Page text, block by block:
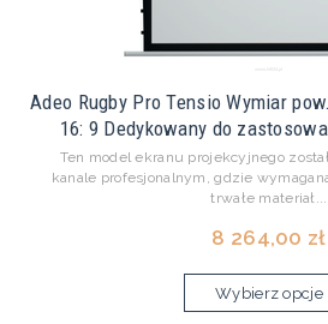
Adeo Rugby Pro Tensio Wymiar
16: 9 Dedykowany do
Ten model ekranu projekcyjnego
kanale profesjonalnym, gdzie
trwałe materiał...
8 264,00 zł
Wybierz opcje